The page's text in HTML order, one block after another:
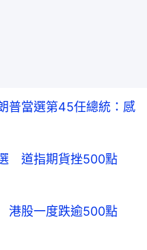
普當選第45任總統：感
選 道指期貨挫500點
港股一度跌逾500點